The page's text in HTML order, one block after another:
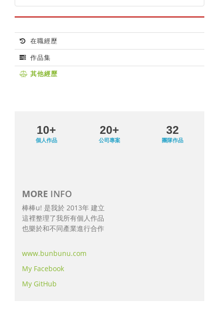
在職經歷
作品集
其他經歷
10+
個人作品
20+
公司專案
32
團隊作品
MORE INFO
棒棒u! 是我於 2013年 建立
這裡整理了我所有個人作品
也樂於和不同產業進行合作
www.bunbunu.com
My Facebook
My GitHub